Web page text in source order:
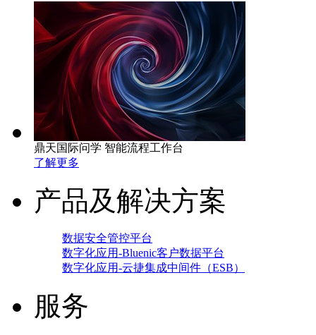
鼎天国际问学 智能流程工作台
了解更多
产品及解决方案
数据安全管控平台
数字化应用-Bluenic客户数据平台
数字化应用-云捷集成中间件（ESB）
服务